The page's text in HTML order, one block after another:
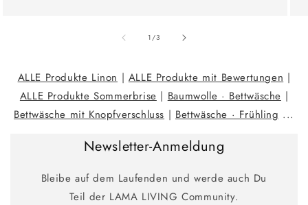
1/Ab
3
ALLE Produkte Linon | ALLE Produkte mit Bewertungen |
ALLE Produkte Sommerbrise | Baumwolle · Bettwäsche |
Bettwäsche mit Knopfverschluss | Bettwäsche · Frühling ...
Newsletter-Anmeldung
Bleibe auf dem Laufenden und werde auch Du
Teil der LAMA LIVING Community.